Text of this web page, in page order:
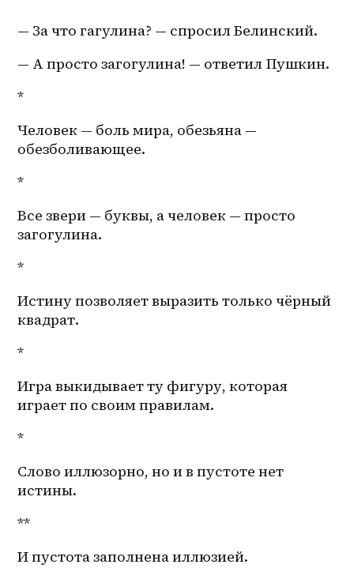
— За что гагулина? — спросил Белинский.
— А просто загогулина! — ответил Пушкин.
*
Человек — боль мира, обезьяна —
обезболивающее.
*
Все звери — буквы, а человек — просто
загогулина.
*
Истину позволяет выразить только чёрный
квадрат.
*
Игра выкидывает ту фигуру, которая
играет по своим правилам.
*
Слово иллюзорно, но и в пустоте нет
истины.
**
И пустота заполнена иллюзией.